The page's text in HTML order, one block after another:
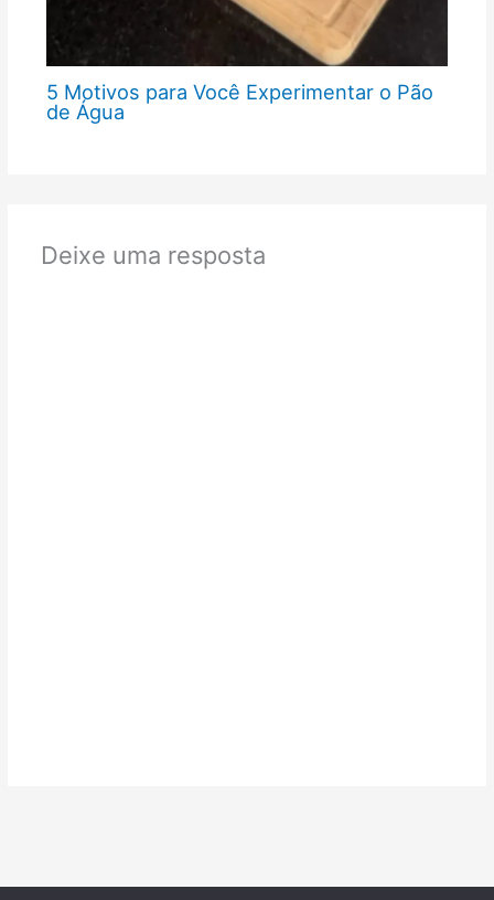
5 Motivos para Você Experimentar o Pão
de Água
Deixe uma resposta